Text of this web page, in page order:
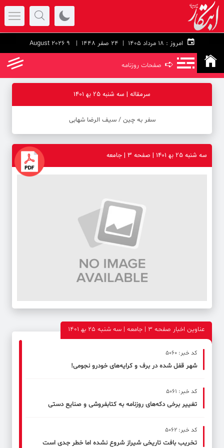
امروز : 24 صفر 1448 | 9 August 2026
➪ صفحات روزنامه
سرمقاله | سه شنبه 25 به‍ 1401
سفر به چین ‪/‬ سیف الرضا شهابی
سه شنبه 25 به‍ 1401 | صفحه ۳ | جامعه
عناوین اخبار صفحه ۳ | جامعه | سه شنبه 25 به‍ 1401
کد خبر: 5060
شهر قفل شده در برف و کرایه‌های خودرو نجومی!
کد خبر: 5061
تغییر برخی دکه‌های روزنامه به کتابفروشی و صنایع دستی
کد خبر: 5062
تخریب بافت تاریخی شیراز شروع نشده اما خطر جدی است